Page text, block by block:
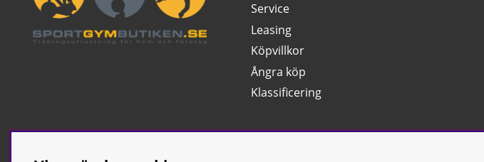
Service
Leasing
Köpvillkor
Ångra köp
Klassificering